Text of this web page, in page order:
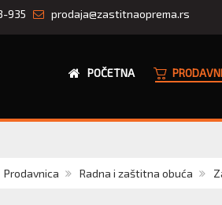
935 prodaja@zastitnaoprema.rs
POČETNA
Prodavnica Radna i zaštitna obuća